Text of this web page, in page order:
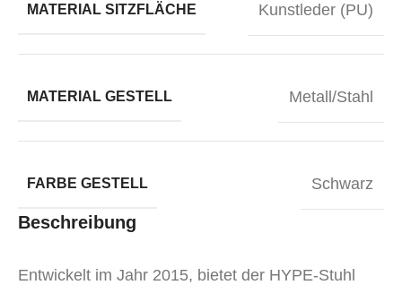
MATERIAL SITZFLÄCHE Kunstleder (PU)
MATERIAL GESTELL Metall/Stahl
FARBE GESTELL Schwarz
Beschreibung
Entwickelt im Jahr 2015, bietet der HYPE-Stuhl